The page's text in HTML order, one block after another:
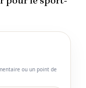
ou un point de